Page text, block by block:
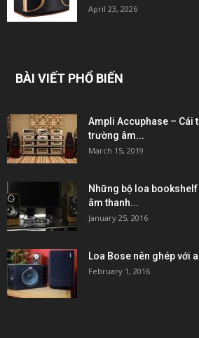
April 23, 2026
BÀI VIẾT PHỔ BIẾN
Ampli Accuphase – Cái
trường âm...
March 15, 2019
Những bộ loa
âm thanh...
January 25, 2016
Loa Bose nên ghép với
February 1, 2016